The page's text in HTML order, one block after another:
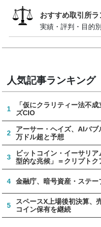
おすすめ取引所
実績・評判・目的別
人気記事ランキング
1
「仮にクラリティー法不
ズCIO
2
アーサー・ヘイズ、AIバ
万ドル超と予想
3
ビットコイン・イーサリ
型的な兆候」＝クリプトク
4 金融庁、暗号資産・ステ
5
スペースX上場後初決算
コイン保有を継続